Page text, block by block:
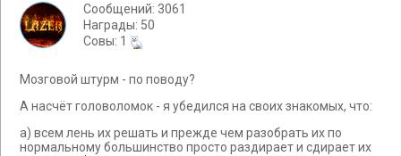
Сообщений: 3061
Награды: 50
Cовы: 1
Мозговой штурм - по поводу?
А насчёт головоломок - я убедился на своих знакомых, что:
а) всем лень их решать и прежде чем разобрать их по
нормальному большинство просто раздирает и сдирает их